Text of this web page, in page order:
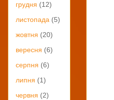
грудня (12)
листопада (5)
жовтня (20)
вересня (6)
серпня (6)
липня (1)
червня (2)